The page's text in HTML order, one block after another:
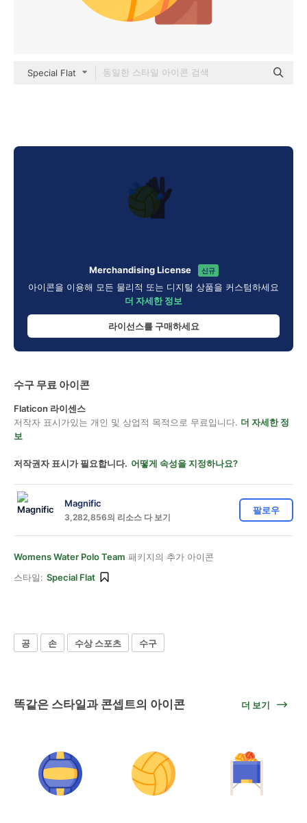
Special Flat
Merchandising License 신규
아이콘을 이용해 모든 물리적 또는 디지털 상품을 커스텀하세요
더 자세한 정보
라이선스를 구매하세요
수구 무료 아이콘
Flaticon 라이센스
저작자 표시가있는 개인 및 상업적 목적으로 무료입니다. 더 자세한 정
보
저작권자 표시가 필요합니다. 어떻게 속성을 지정하나요?
Magnific
3,282,856의 리소스 다 보기
팔로우
Womens Water Polo Team 패키지의 추가 아이콘
스타일: Special Flat
공 손 수상 스포츠 수구
똑같은 스타일과 콘셉트의 아이콘 더 보기